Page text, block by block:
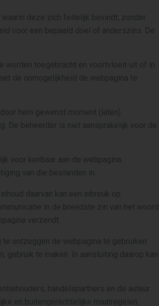
deze zich feitelijk bevindt, zonder
voor een bepaald doel of anderszins. De
worden toegebracht en voortvloeit uit of in
de onmogelijkheid de webpagina te
hem gewenst moment (laten)
De beheerder is niet aansprakelijk voor de
voor kenbaar aan de webpagina
van die bestanden in.
daarvan kan een inbreuk op
in de breedste zin van het woord
verzendt.
ontzeggen de webpagina te gebruiken
gebruik te maken. In aansluiting daarop kan
handelspartners en de auteur
en buitengerechtelijke maatregelen,